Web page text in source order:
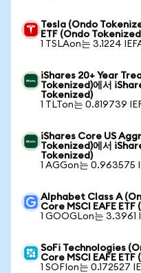
Tesla (Ondo
ETF (Ondo
1 TSLAon는 3.1224
iShares 20+ Year
Tokenized)에서
Tokenized)
1 TLTon는 0.819739
iShares Core US
Tokenized)에서
Tokenized)
1 AGGon는 0.963575
Alphabet Class A
Core MSCI EAFE
1 GOOGLon는 3.3961
SoFi Technologies
Core MSCI EAFE
1 SOFIon는 0.172527